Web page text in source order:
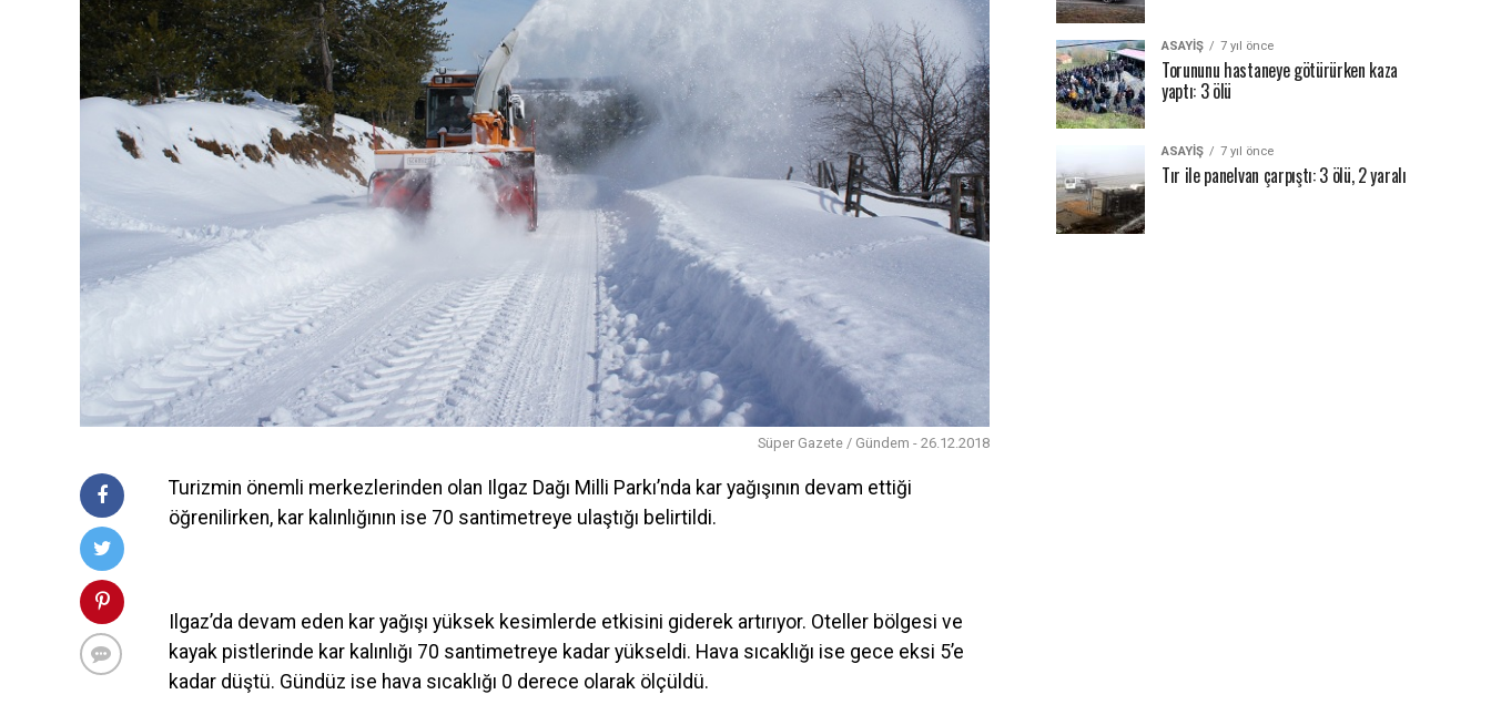
Süper Gazete / Gündem - 26.12.2018
Turizmin önemli merkezlerinden olan Ilgaz Dağı Milli Parkı’nda kar yağışının devam ettiği
öğrenilirken, kar kalınlığının ise 70 santimetreye ulaştığı belirtildi.
Ilgaz’da devam eden kar yağışı yüksek kesimlerde etkisini giderek artırıyor. Oteller bölgesi ve
kayak pistlerinde kar kalınlığı 70 santimetreye kadar yükseldi. Hava sıcaklığı ise gece eksi 5’e
kadar düştü. Gündüz ise hava sıcaklığı 0 derece olarak ölçüldü.
ASAYİŞ 7 yıl önce
Torununu hastaneye götürürken kaza
yaptı: 3 ölü
ASAYİŞ 7 yıl önce
Tır ile panelvan çarpıştı: 3 ölü, 2 yaralı